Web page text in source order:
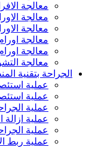
معالجة
معالجة
معالجة
معالجة
معالجة
معالجة
الجراحة بتقنية
عملية
عملية
عملية
عملية ازالة
عملية
عملية ربط